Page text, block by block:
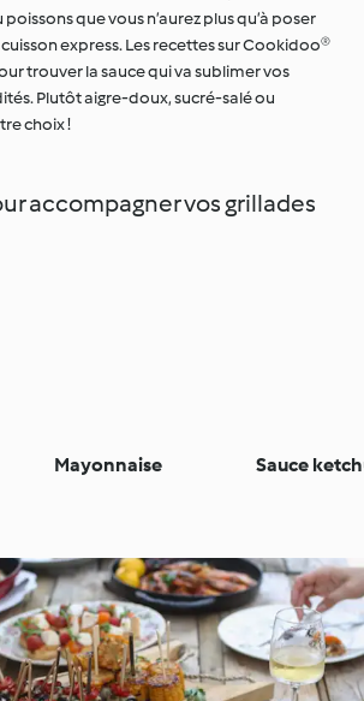
que vous n’aurez plus qu’à poser
express. Les recettes sur Cookidoo®
trouver la sauce qui va sublimer vos
Plutôt aigre-doux, sucré-salé ou
choix !
accompagner vos grillades
Mayonnaise Sauce